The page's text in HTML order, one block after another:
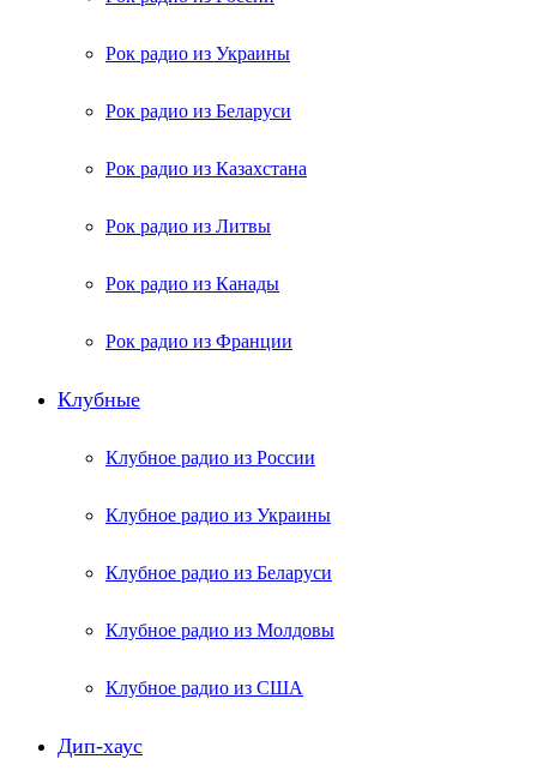
Рок радио из Украины
Рок радио из Беларуси
Рок радио из Казахстана
Рок радио из Литвы
Рок радио из Канады
Рок радио из Франции
Клубные
Клубное радио из России
Клубное радио из Украины
Клубное радио из Беларуси
Клубное радио из Молдовы
Клубное радио из США
Дип-хаус